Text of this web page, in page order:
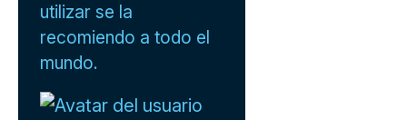
utilizar se la
recomiendo a todo el
mundo.